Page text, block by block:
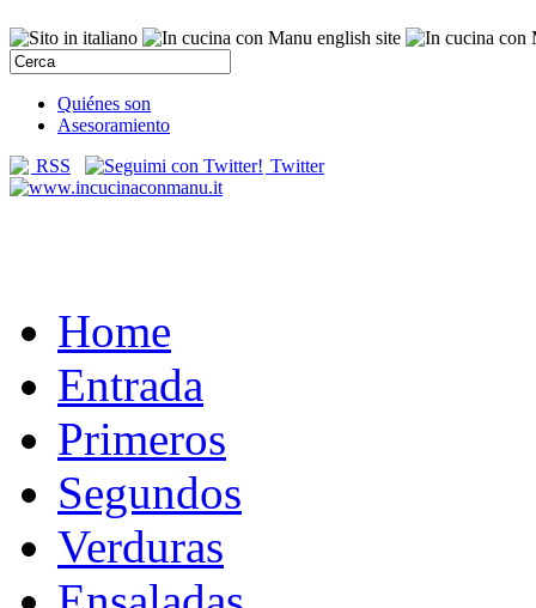
Quiénes son
Asesoramiento
RSS
Twitter
Home
Entrada
Primeros
Segundos
Verduras